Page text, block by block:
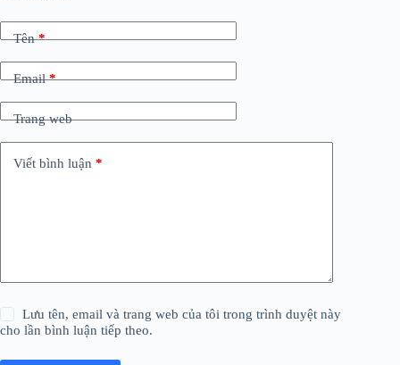
Tên*
Email*
Trang web
Viết bình luận *
Lưu tên, email và trang web của tôi trong trình duyệt này
cho lần bình luận tiếp theo.